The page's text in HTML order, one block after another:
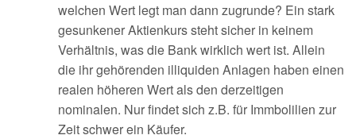
welchen Wert legt man dann zugrunde? Ein stark
gesunkener Aktienkurs steht sicher in keinem
Verhältnis, was die Bank wirklich wert ist. Allein
die ihr gehörenden illiquiden Anlagen haben einen
realen höheren Wert als den derzeitigen
nominalen. Nur findet sich z.B. für Immbolilien zur
Zeit schwer ein Käufer.